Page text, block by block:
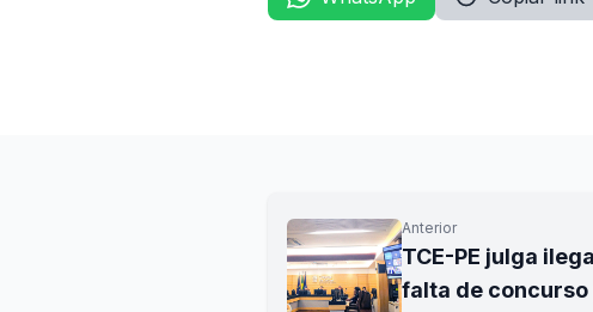
Anterior
TCE-PE julga
falta de concurso